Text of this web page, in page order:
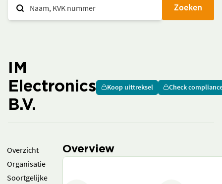
Zoeken
IM
Electronics
B.V.
Koop uittreksel Check
Overzicht
Organisatie
Soortgelijke
Overview